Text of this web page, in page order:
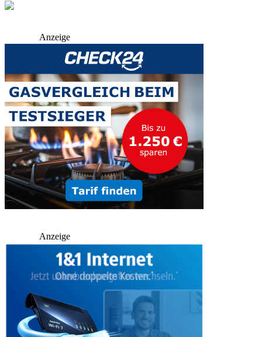
Anzeige
Anzeige